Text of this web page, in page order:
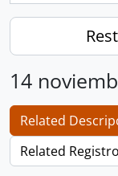
14
Related
Related